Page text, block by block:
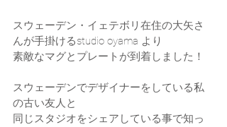
スウェーデン・イェテボリ在住の大矢さ
んが手掛けるstudio oyama より
素敵なマグとプレートが到着しました！
スウェーデンでデザイナーをしている私
の古い友人と
同じスタジオをシェアしている事で知っ